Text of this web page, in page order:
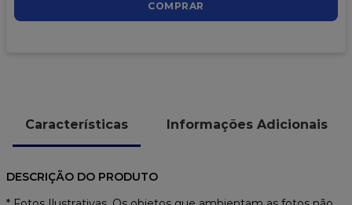
COMPRAR
Características Informações Adicionais
DESCRIÇÃO DO PRODUTO